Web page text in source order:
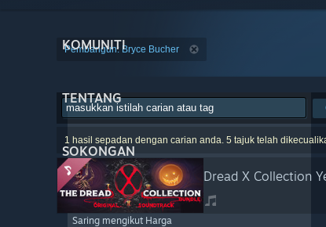
KOMUNITI
TENTANG
SOKONGAN
Pembangun: Bryce Bucher
1 hasil sepadan dengan carian anda. 5 tajuk telah
Dread X Collection
Saring mengikut Harga